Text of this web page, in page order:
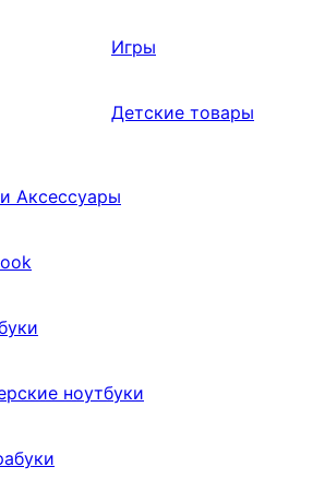
Игры
Детские товары
Аксессуары
ноутбуки